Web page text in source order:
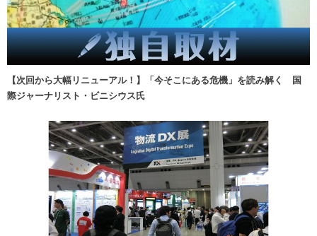
【次回から大幅リニューアル！】「今そこにある危機」を読み解く 国
際ジャーナリスト・ビニシウス氏